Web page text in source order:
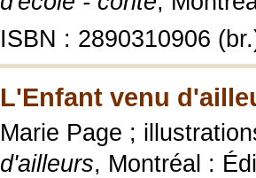
ISBN : 2890310906
L'Enfant venu
Marie Page ;
d'ailleurs, Montréal :